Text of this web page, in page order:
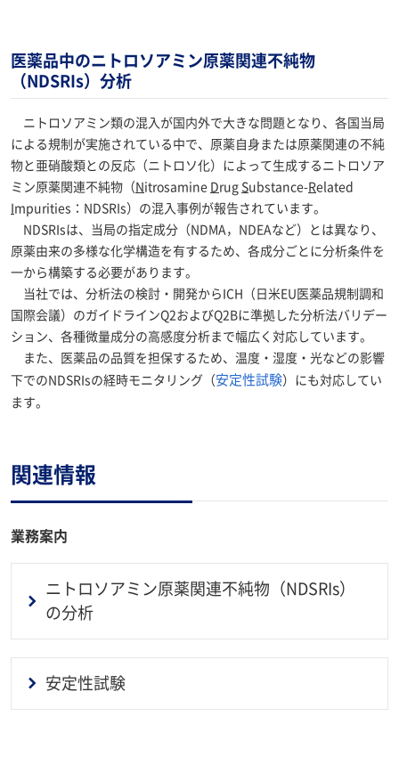
医薬品中のニトロソアミン原薬関連不純物
（NDSRIs）分析
ニトロソアミン類の混入が国内外で大きな問題となり、各国当局
による規制が実施されている中で、原薬自身または原薬関連の不純
物と亜硝酸類との反応（ニトロソ化）によって生成するニトロソア
ミン原薬関連不純物（ N itrosamine Drug Substance-Related
mpurities：NDSRIs）の混入事例が報告されています。
NDSRIsは、当局の指定成分（NDMA，NDEAなど）とは異なり、
原薬由来の多様な化学構造を有するため、各成分ごとに分析条件を
一から構築する必要があります。
当社では、分析法の検討・開発からICH（日米EU医薬品規制調和
国際会議）のガイドラインQ2およびQ2Bに準拠した分析法バリデー
ション、各種微量成分の高感度分析まで幅広く対応しています。
また、医薬品の品質を担保するため、温度・湿度・光などの影響
下でのNDSRIsの経時モニタリング（ 安定性試験）にも対応してい
ます。
関連情報
業務案内
ニトロソアミン原薬関連不純物（NDSRIs）
の分析
安定性試験